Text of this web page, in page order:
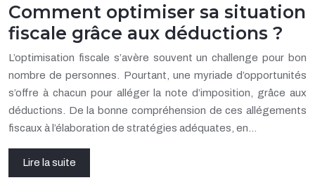
Comment optimiser sa situation
fiscale grâce aux déductions ?
L’optimisation fiscale s’avère souvent un challenge pour bon
nombre de personnes. Pourtant, une myriade d’opportunités
s’offre à chacun pour alléger la note d’imposition, grâce aux
déductions. De la bonne compréhension de ces allégements
fiscaux à l’élaboration de stratégies adéquates, en…
Lire la suite